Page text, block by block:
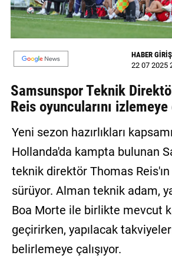
MAGAZİN
GALERİ
YAZARLAR
ULAŞIN
Künye
İletişim
Gizlilik
Politikası
HABER GİRİŞ
22 07 2025
Samsunspor Teknik
Reis oyuncularını
Yeni sezon hazırlıkları
Hollanda'da kampta bulunan
teknik direktör Thomas Reis'ın
sürüyor. Alman teknik adam,
Boa Morte ile birlikte mevcut
geçirirken, yapılacak
belirlemeye çalışıyor.